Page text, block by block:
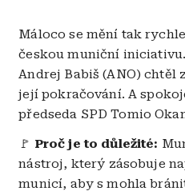
Máloco se mění tak
českou muniční
Andrej Babiš (ANO)
její pokračování. A
předseda SPD Tomio
🚩 Proč je to důležité:
nástroj, který zásobuje
municí, aby s mohla